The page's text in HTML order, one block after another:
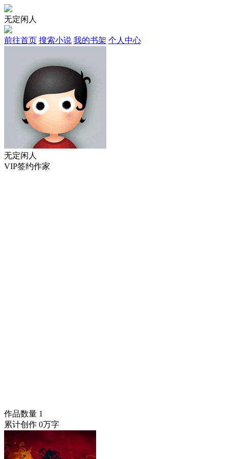
无定闲人
前往首页 搜索小说 我的书架 个人中心
无定闲人
VIP签约作家
作品数量 1
累计创作 0万字